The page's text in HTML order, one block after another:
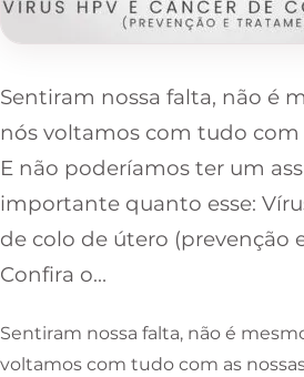
Sentiram nossa falta, não é
nós voltamos com tudo com
E não poderíamos ter um
importante quanto esse:
de colo de útero (prevenção
Confira o…
Sentiram nossa falta, não é
voltamos com tudo com as